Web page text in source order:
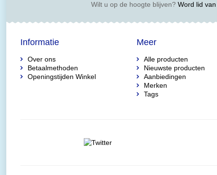
Wilt u op de hoogte blijven?Word lid van
Informatie
Over ons
Betaalmethoden
Openingstijden Winkel
Meer
Alle producten
Nieuwste producten
Aanbiedingen
Merken
Tags